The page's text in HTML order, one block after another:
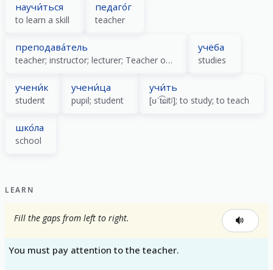
научи́ться
to learn a skill
педаго́г
teacher
преподава́тель
teacher; instructor; lecturer; Teacher of university level
учёба
studies
учени́к
student
учени́ца
pupil; student
учи́ть
[ʊˈt͡ɕitʲ]; to study; to teach
шко́ла
school
LEARN
Fill the gaps from left to right.
You must pay attention to the teacher.